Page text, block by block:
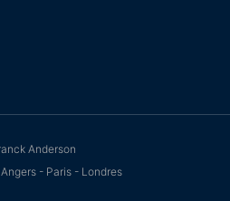
Anderson
- Paris - Londres